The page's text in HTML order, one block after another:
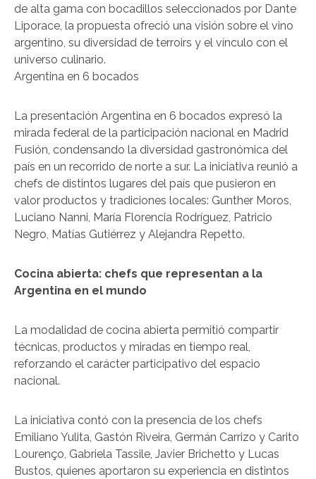
de alta gama con bocadillos seleccionados por Dante
Liporace, la propuesta ofreció una visión sobre el vino
argentino, su diversidad de terroirs y el vínculo con el
universo culinario.
Argentina en 6 bocados
La presentación Argentina en 6 bocados expresó la
mirada federal de la participación nacional en Madrid
Fusión, condensando la diversidad gastronómica del
país en un recorrido de norte a sur. La iniciativa reunió a
chefs de distintos lugares del país que pusieron en
valor productos y tradiciones locales: Gunther Moros,
Luciano Nanni, María Florencia Rodríguez, Patricio
Negro, Matías Gutiérrez y Alejandra Repetto.
Cocina abierta: chefs que representan a la
Argentina en el mundo
La modalidad de cocina abierta permitió compartir
técnicas, productos y miradas en tiempo real,
reforzando el carácter participativo del espacio
nacional.
La iniciativa contó con la presencia de los chefs
Emiliano Yulita, Gastón Riveira, Germán Carrizo y Carito
Lourenço, Gabriela Tassile, Javier Brichetto y Lucas
Bustos, quienes aportaron su experiencia en distintos